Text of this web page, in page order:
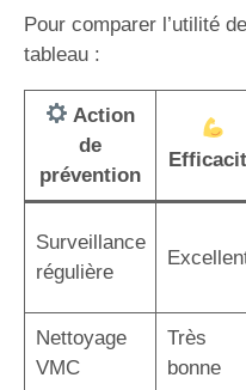
Pour comparer l’utilité
tableau :
Action
de
prévention
Surveillance
régulière
Nettoyage
VMC
Très
bonne